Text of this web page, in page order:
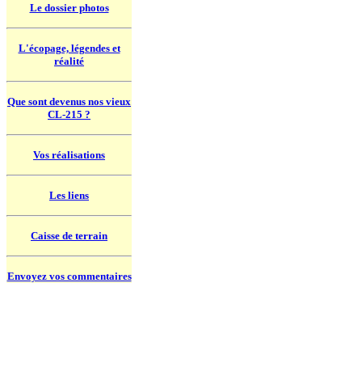
Le dossier photos
L'écopage, légendes et
réalité
Que sont devenus nos vieux
CL-215 ?
Vos réalisations
Les liens
Caisse de terrain
Envoyez vos commentaires